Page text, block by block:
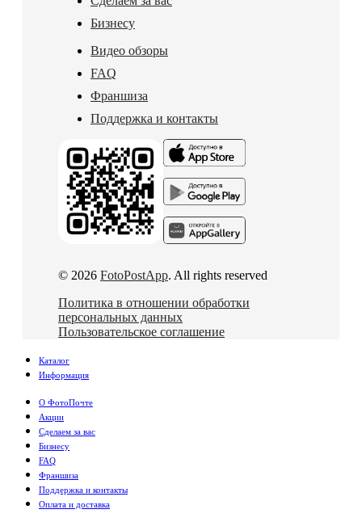
Бизнесу
Видео обзоры
FAQ
Франшиза
Поддержка и контакты
© 2026 FotoPostApp. All rights reserved
Политика в отношении обработки
персональных данных
Пользовательское соглашение
Каталог
Информация
О ФотоПочте
Акции
Сделаем за вас
Бизнесу
FAQ
Франшиза
Поддержка и контакты
Оплата и доставка